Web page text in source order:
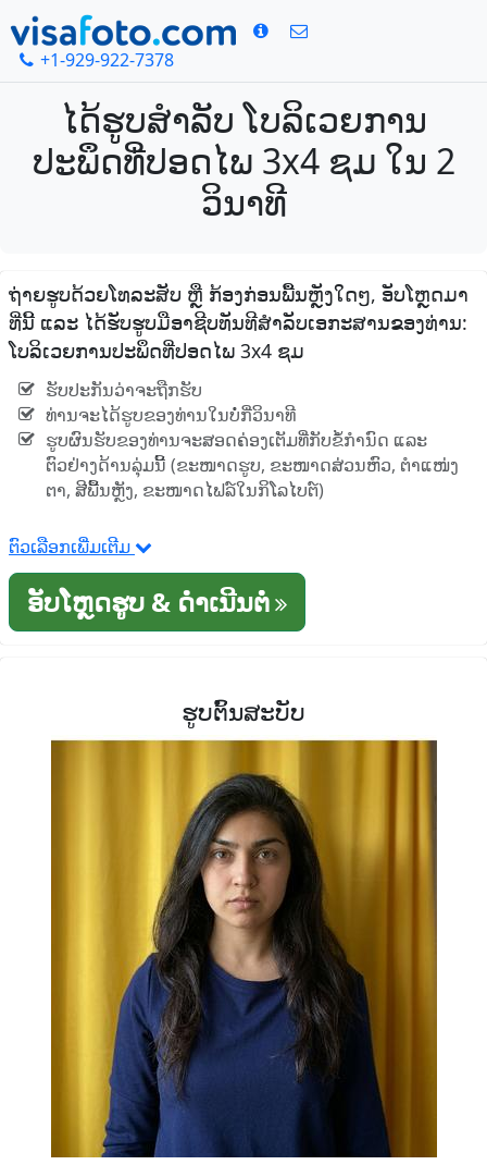
+1-929-922-7378
ໄດ້ຮູບສໍາລັບ ໂບລິເວຍການ
ປະພຶດທີ່ປອດໄພ 3x4 ຊມ ໃນ 2
ວິນາທີ
ຖ່າຍຮູບດ້ວຍໂທລະສັບ ຫຼື ກ້ອງກ່ອນພື້ນຫຼັງໃດໆ, ອັບໂຫຼດມາ
ທີ່ນີ້ ແລະ ໄດ້ຮັບຮູບມືອາຊີບທັນທີສໍາລັບເອກະສານຂອງທ່ານ:
ໂບລິເວຍການປະພຶດທີ່ປອດໄພ 3x4 ຊມ
ຮັບປະກັນວ່າຈະຖືກຮັບ
ທ່ານຈະໄດ້ຮູບຂອງທ່ານໃນບໍ່ກີ່ວິນາທີ
ຮູບຜົນຮັບຂອງທ່ານຈະສອດຄ່ອງເຕັມທີ່ກັບຂໍ້ກໍານົດ ແລະ
ຕົວຢ່າງດ້ານລຸ່ມນີ້ (ຂະໜາດຮູບ, ຂະໜາດສ່ວນຫົວ, ຕໍາແໜ່ງ
ຕາ, ສີພື້ນຫຼັງ, ຂະໜາດໄຟລ໌ໃນກິໂລໄບຕ໌)
ຕົວເລືອກເພີ່ມເຕີມ
ອັບໂຫຼດຮູບ & ດໍາເນີນຕໍ່
ຮູບຕົ້ນສະບັບ